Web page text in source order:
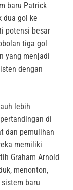
baru Patrick
dua gol ke
potensi besar
tiga gol
yang menjadi
dengan
lebih
di
dan pemulihan
memiliki
Graham Arnold
menonton,
baru